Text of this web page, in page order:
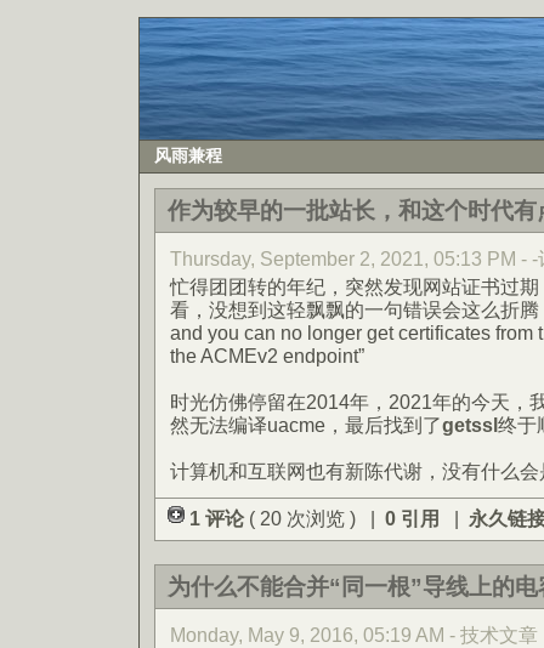
风雨兼程
作为较早的一批站长，和这个时代有
Thursday, September 2, 2021, 05:13 PM - -
忙得团团转的年纪，突然发现网站证书过
看，没想到这轻飘飘的一句错误会这么折
and you can no longer get certificates from
the ACMEv2 endpoint”
时光仿佛停留在2014年，2021年的今天，
然无法编译uacme，最后找到了getssl终于
计算机和互联网也有新陈代谢，没有什么
1 评论 ( 20 次浏览 ) | 0 引用 | 永久链
为什么不能合并“同一根”导线上的电
Monday, May 9, 2016, 05:19 AM - 技术文章